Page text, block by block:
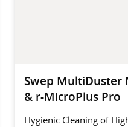
Swep MultiDuster
& r-MicroPlus Pro
Hygienic Cleaning of